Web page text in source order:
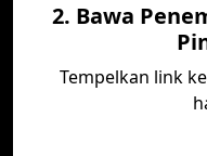
2. Bawa
Tempelkan link